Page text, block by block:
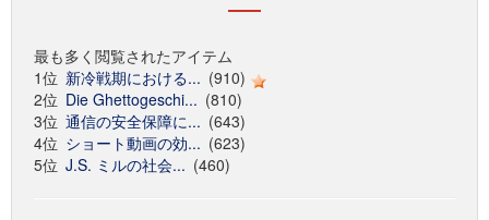
最も多く閲覧されたアイテム
1位 新冷戦期における... (910)
2位 Die Ghettogeschi... (810)
3位 通信の安全保障に... (643)
4位 ショート動画の効... (623)
5位 J.S. ミルの社会... (460)